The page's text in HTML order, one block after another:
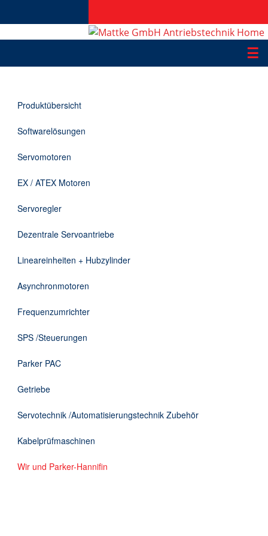
☰
Applikationen
Informationen
Downloads
Kontakt
Produktübersicht
Softwarelösungen
Servomotoren
EX / ATEX Motoren
Servoregler
Dezentrale Servoantriebe
Lineareinheiten + Hubzylinder
Asynchronmotoren
Frequenzumrichter
SPS /Steuerungen
Parker PAC
Getriebe
Servotechnik /Automatisierungstechnik Zubehör
Kabelprüfmaschinen
Wir und Parker-Hannifin